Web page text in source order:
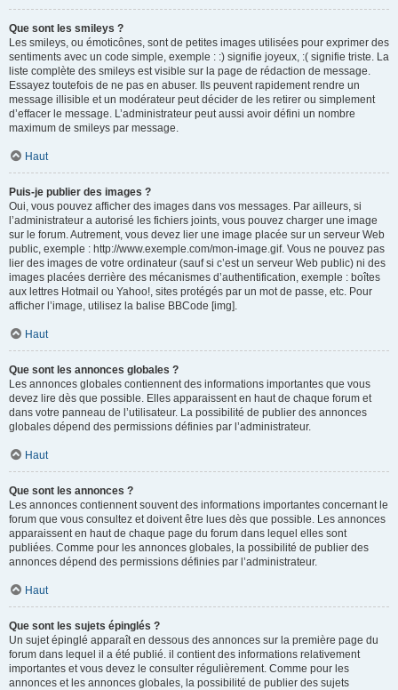
Que sont les smileys ?
Les smileys, ou émoticônes, sont de petites images utilisées pour exprimer des
sentiments avec un code simple, exemple : :) signifie joyeux, :( signifie triste. La
liste complète des smileys est visible sur la page de rédaction de message.
Essayez toutefois de ne pas en abuser. Ils peuvent rapidement rendre un
message illisible et un modérateur peut décider de les retirer ou simplement
d’effacer le message. L’administrateur peut aussi avoir défini un nombre
maximum de smileys par message.
Haut
Puis-je publier des images ?
Oui, vous pouvez afficher des images dans vos messages. Par ailleurs, si
l’administrateur a autorisé les fichiers joints, vous pouvez charger une image
sur le forum. Autrement, vous devez lier une image placée sur un serveur Web
public, exemple : http://www.exemple.com/mon-image.gif. Vous ne pouvez pas
lier des images de votre ordinateur (sauf si c’est un serveur Web public) ni des
images placées derrière des mécanismes d’authentification, exemple : boîtes
aux lettres Hotmail ou Yahoo!, sites protégés par un mot de passe, etc. Pour
afficher l’image, utilisez la balise BBCode [img].
Haut
Que sont les annonces globales ?
Les annonces globales contiennent des informations importantes que vous
devez lire dès que possible. Elles apparaissent en haut de chaque forum et
dans votre panneau de l’utilisateur. La possibilité de publier des annonces
globales dépend des permissions définies par l’administrateur.
Haut
Que sont les annonces ?
Les annonces contiennent souvent des informations importantes concernant le
forum que vous consultez et doivent être lues dès que possible. Les annonces
apparaissent en haut de chaque page du forum dans lequel elles sont
publiées. Comme pour les annonces globales, la possibilité de publier des
annonces dépend des permissions définies par l’administrateur.
Haut
Que sont les sujets épinglés ?
Un sujet épinglé apparaît en dessous des annonces sur la première page du
forum dans lequel il a été publié. il contient des informations relativement
importantes et vous devez le consulter régulièrement. Comme pour les
annonces et les annonces globales, la possibilité de publier des sujets